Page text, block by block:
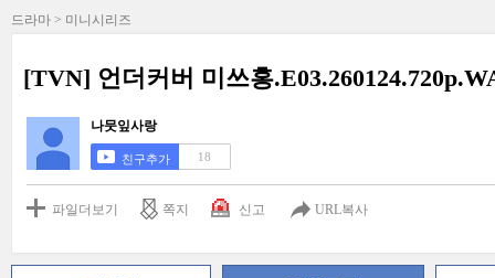
드라마 > 미니시리즈
[TVN] 언더커버 미쓰홍
나뭇잎사랑
친구추가 18
파일더보기 쪽지 신고 URL복사